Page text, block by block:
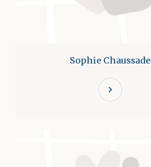
Sophie Chaussade
chevron_right